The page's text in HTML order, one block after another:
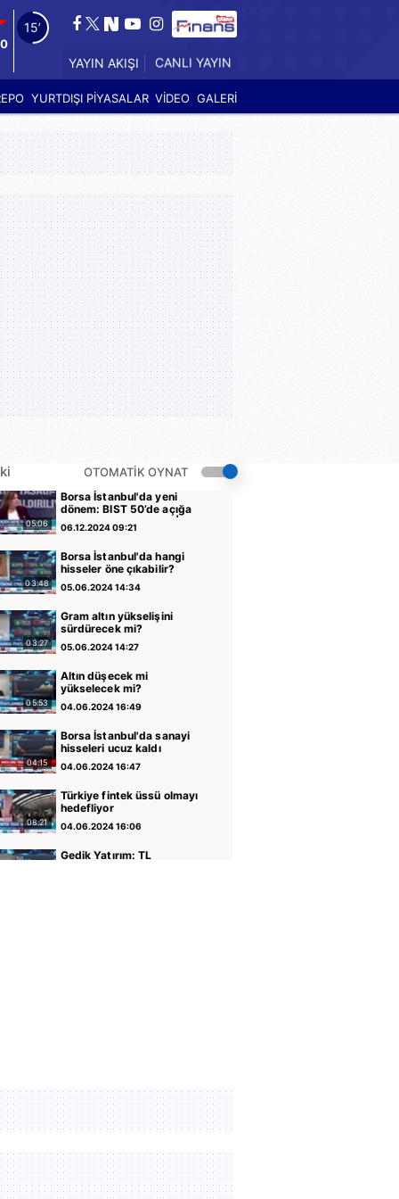
13’
YAYIN AKIŞI CANLI YAYIN
YURTDIŞI PİYASALAR VİDEO GALERİ
OTOMATİK OYNAT
05:06
Borsa İstanbul'da yeni
dönem: BIST 50’de açığa
satış yasağı kaldırıldı |
Video
06.12.2024 09:21
03:48
Borsa İstanbul'da hangi
hisseler öne çıkabilir?
05.06.2024 14:34
03:27
Gram altın yükselişini
sürdürecek mi?
05.06.2024 14:27
05:53
Altın düşecek mi
yükselecek mi?
04.06.2024 16:49
04:15
Borsa İstanbul'da sanayi
hisseleri ucuz kaldı
04.06.2024 16:47
08:21
Türkiye fintek üssü olmayı
hedefliyor
04.06.2024 16:06
Gedik Yatırım: TL
01:12
İnfo Yatırım: Ons altın için
2400 seviyesi önemli
30.04.2024 17:02
35:30
TCMB Başkanı Fatih
Karahan: Parasal sıkılığı
koruyacağız
08.02.2024 11:36